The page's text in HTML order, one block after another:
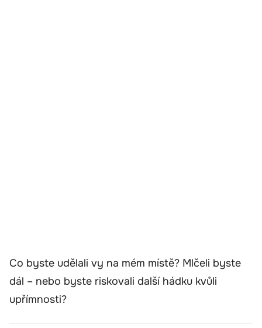
Co byste udělali vy na mém místě? Mlčeli byste
dál – nebo byste riskovali další hádku kvůli
upřímnosti?